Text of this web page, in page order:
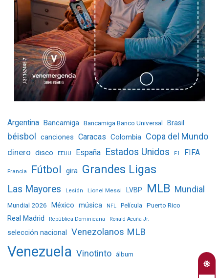
Argentina Bancamiga Bancamiga Banco Universal Brasil
béisbol canciones Caracas Colombia Copa del Mundo
dinero disco EEUU España Estados Unidos F1 FIFA
Francia Fútbol gira Grandes Ligas
Las Mayores Lesión Lionel Messi LVBP MLB Mundial
Mundial 2026 México música NFL Película Puerto Rico
Real Madrid República Dominicana Ronald Acuña Jr.
selección nacional Venezolanos MLB
Venezuela Vinotinto álbum